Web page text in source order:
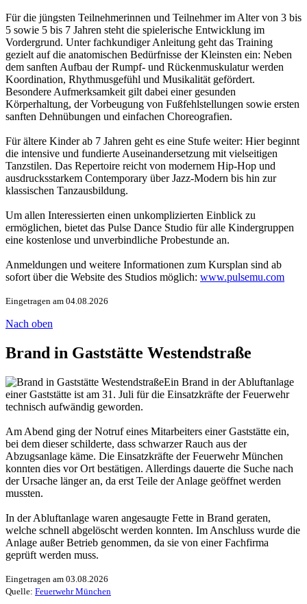
Für die jüngsten Teilnehmerinnen und Teilnehmer im Alter von 3 bis
5 sowie 5 bis 7 Jahren steht die spielerische Entwicklung im
Vordergrund. Unter fachkundiger Anleitung geht das Training
gezielt auf die anatomischen Bedürfnisse der Kleinsten ein: Neben
dem sanften Aufbau der Rumpf- und Rückenmuskulatur werden
Koordination, Rhythmusgefühl und Musikalität gefördert.
Besondere Aufmerksamkeit gilt dabei einer gesunden
Körperhaltung, der Vorbeugung von Fußfehlstellungen sowie ersten
sanften Dehnübungen und einfachen Choreografien.
Für ältere Kinder ab 7 Jahren geht es eine Stufe weiter: Hier beginnt
die intensive und fundierte Auseinandersetzung mit vielseitigen
Tanzstilen. Das Repertoire reicht von modernem Hip-Hop und
ausdrucksstarkem Contemporary über Jazz-Modern bis hin zur
klassischen Tanzausbildung.
Um allen Interessierten einen unkomplizierten Einblick zu
ermöglichen, bietet das Pulse Dance Studio für alle Kindergruppen
eine kostenlose und unverbindliche Probestunde an.
Anmeldungen und weitere Informationen zum Kursplan sind ab
sofort über die Website des Studios möglich: www.pulsemu.com
Eingetragen am 04.08.2026
Nach oben
Brand in Gaststätte Westendstraße
Ein Brand in der Abluftanlage
einer Gaststätte ist am 31. Juli für die Einsatzkräfte der Feuerwehr
technisch aufwändig geworden.
Am Abend ging der Notruf eines Mitarbeiters einer Gaststätte ein,
bei dem dieser schilderte, dass schwarzer Rauch aus der
Abzugsanlage käme. Die Einsatzkräfte der Feuerwehr München
konnten dies vor Ort bestätigen. Allerdings dauerte die Suche nach
der Ursache länger an, da erst Teile der Anlage geöffnet werden
mussten.
In der Abluftanlage waren angesaugte Fette in Brand geraten,
welche schnell abgelöscht werden konnten. Im Anschluss wurde die
Anlage außer Betrieb genommen, da sie von einer Fachfirma
geprüft werden muss.
Eingetragen am 03.08.2026
Quelle: Feuerwehr München